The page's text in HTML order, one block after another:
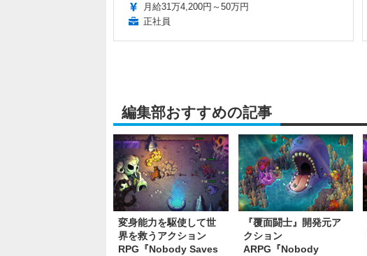
月給31万4,200円～50万円
正社員
編集部おすすめの記事
変身能力を駆使して世
界を救うアクション
RPG『Nobody Saves
『覆面闘士』開発元ア
クション
ARPG『Nobody